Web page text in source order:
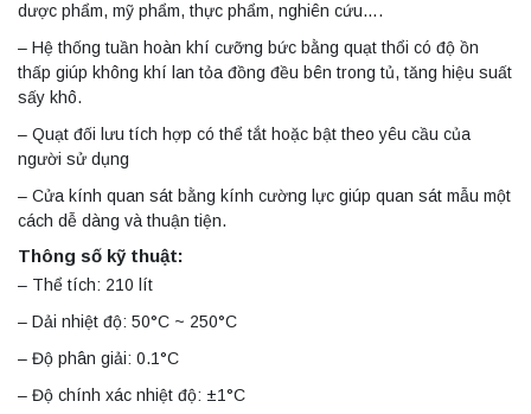
dược phẩm, mỹ phẩm, thực phẩm, nghiên cứu….
– Hệ thống tuần hoàn khí cưỡng bức bằng quạt thổi có độ ồn
thấp giúp không khí lan tỏa đồng đều bên trong tủ, tăng hiệu suất
sấy khô.
– Quạt đối lưu tích hợp có thể tắt hoặc bật theo yêu cầu của
người sử dụng
– Cửa kính quan sát bằng kính cường lực giúp quan sát mẫu một
cách dễ dàng và thuận tiện.
Thông số kỹ thuật:
– Thể tích: 210 lít
– Dải nhiệt độ: 50°C ~ 250°C
– Độ phân giải: 0.1°C
– Độ chính xác nhiệt độ: ±1°C